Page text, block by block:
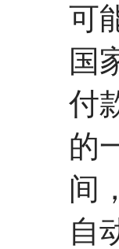
可
国
付
的
间
自